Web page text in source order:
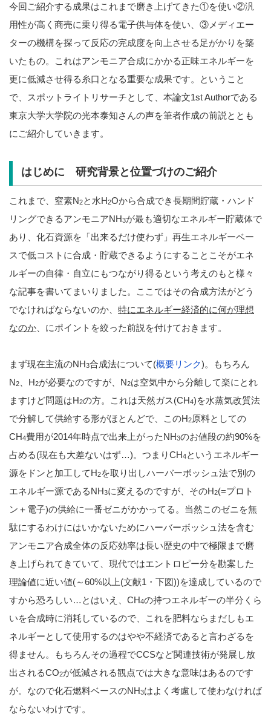
今回ご紹介する成果はこれまで磨き上げてきた①を使い②汎
用性が高く商売に乗り得る電子供与体を使い、③メディエー
ターの機構を探って反応の完成度を向上させる足がかりを築
いたもの。これはアンモニア合成にかかる正味エネルギーを
更に低減させ得る糸口となる重要な成果です。ということ
で、スポットライトリサーチとして、本論文1st Authorである
東京大学大学院の光本泰知さんの声を筆者作成の前説ととも
にご紹介していきます。
はじめに 研究背景と位置づけのご紹介
これまで、窒素N2と水H2Oから合成でき長期間貯蔵・ハンド
リングできるアンモニアNH3が最も適切なエネルギー貯蔵体で
あり、化石資源を「出来るだけ使わず」再生エネルギーベー
スで低コストに合成・貯蔵できるようにすることこそがエネ
ルギーの自律・自立にもつながり得るという考えのもと様々
な記事を書いてまいりました。ここではその合成方法がどう
でなければならないのか、 特にエネルギー経済的に何が理想
なのか 、にポイントを絞った前説を付けておきます。
まず現在主流のNH3合成法について(概要リンク)。もちろん
N2 、H2が必要なのですが、N2は空気中から分離して楽にとれ
ますけど問題はH2の方。これは天然ガス(CH4)を水蒸気改質法
で分解して供給する形がほとんどで、このH2原料としての
CH4費用が2014年時点で出来上がったNH3のお値段の約90%を
占める(現在も大差ないはず…)。つまりCH4というエネルギー
源をドンと加工してH2を取り出しハーバーボッシュ法で別の
エネルギー源であるNH3に変えるのですが、そのH2(=プロト
ン＋電子)の供給に一番ゼニがかかってる。当然このゼニを無
駄にするわけにはいかないためにハーバーボッシュ法を含む
アンモニア合成全体の反応効率は長い歴史の中で極限まで磨
き上げられてきていて、現代ではエントロピー分を勘案した
理論値に近い値(～60%以上(文献1・下図))を達成しているので
すから恐ろしい…とはいえ、CH4の持つエネルギーの半分くら
いを合成時に消耗しているので、これを肥料ならまだしもエ
ネルギーとして使用するのはやや不経済であると言わざるを
得ません。もちろんその過程でCCSなど関連技術が発展し放
出されるCO2が低減される観点では大きな意味はあるのです
が。なので化石燃料ベースのNH3はよく考慮して使わなければ
ならないわけです。